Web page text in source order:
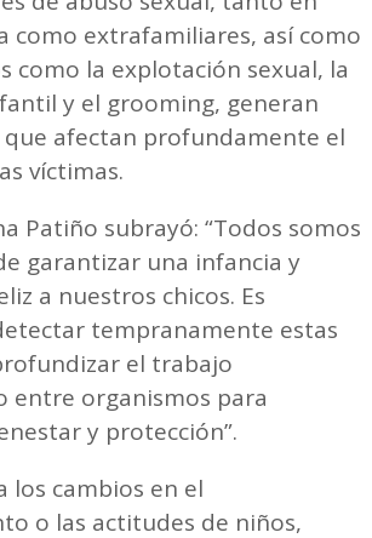
como extrafamiliares, así como
como la explotación sexual, la
y el grooming, generan
que afectan profundamente el
víctimas.
Patiño subrayó: “Todos somos
garantizar una infancia y
a nuestros chicos. Es
tempranamente estas
el trabajo
entre organismos para
y protección”.
los cambios en el
o las actitudes de niños,